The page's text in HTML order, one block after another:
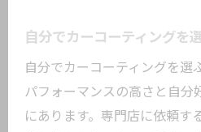
自分でカーコーティングを
自分でカーコーティングを選
パフォーマンスの高さと自分
にあります。専門店に依頼す